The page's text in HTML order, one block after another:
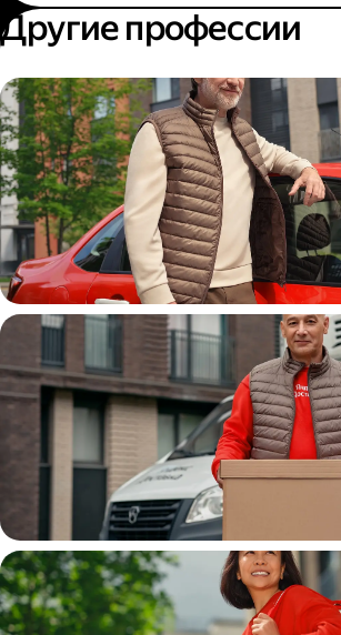
Другие профессии
Автокурьер
Водитель
грузовой машины